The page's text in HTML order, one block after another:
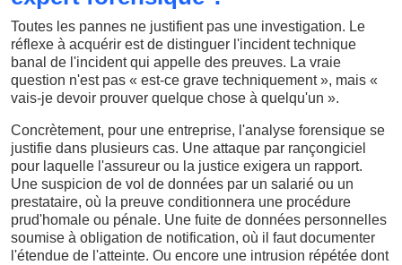
Toutes les pannes ne justifient pas une investigation. Le
réflexe à acquérir est de distinguer l'incident technique
banal de l'incident qui appelle des preuves. La vraie
question n'est pas « est-ce grave techniquement », mais «
vais-je devoir prouver quelque chose à quelqu'un ».
Concrètement, pour une entreprise, l'analyse forensique se
justifie dans plusieurs cas. Une attaque par rançongiciel
pour laquelle l'assureur ou la justice exigera un rapport.
Une suspicion de vol de données par un salarié ou un
prestataire, où la preuve conditionnera une procédure
prud'homale ou pénale. Une fuite de données personnelles
soumise à obligation de notification, où il faut documenter
l'étendue de l'atteinte. Ou encore une intrusion répétée dont